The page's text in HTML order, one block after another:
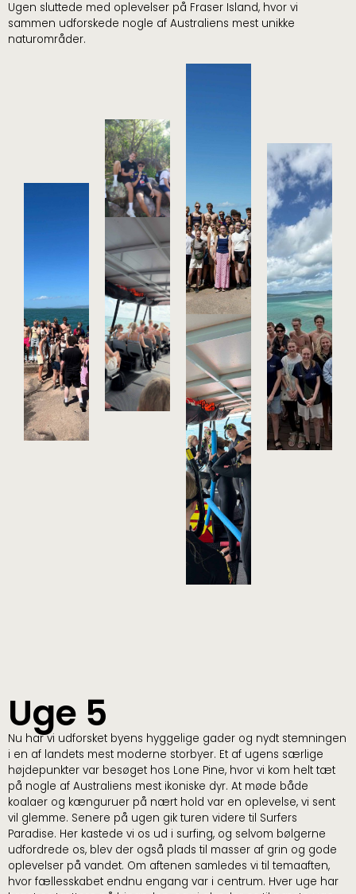
Ugen sluttede med oplevelser på Fraser Island, hvor vi
sammen udforskede nogle af Australiens mest unikke
naturområder.
Uge 5
Nu har vi udforsket byens hyggelige gader og nydt stemningen
i en af landets mest moderne storbyer. Et af ugens særlige
højdepunkter var besøget hos Lone Pine, hvor vi kom helt tæt
på nogle af Australiens mest ikoniske dyr. At møde både
koalaer og kænguruer på nært hold var en oplevelse, vi sent
vil glemme. Senere på ugen gik turen videre til Surfers
Paradise. Her kastede vi os ud i surfing, og selvom bølgerne
udfordrede os, blev der også plads til masser af grin og gode
oplevelser på vandet. Om aftenen samledes vi til temaaften,
hvor fællesskabet endnu engang var i centrum. Hver uge har